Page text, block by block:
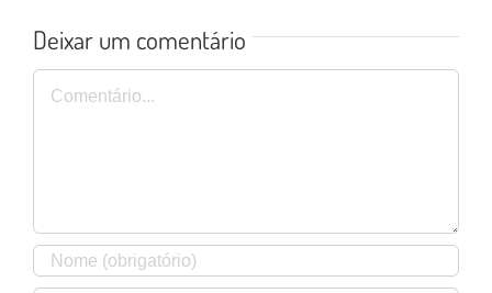
Deixar um comentário
Comentário